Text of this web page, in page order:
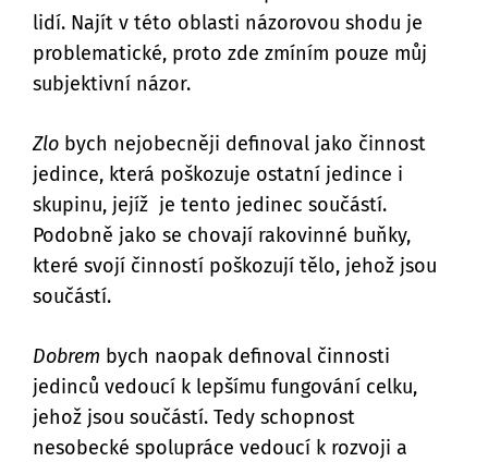
lidí. Najít v této oblasti názorovou shodu je
problematické, proto zde zmíním pouze můj
subjektivní názor.
Zlo bych nejobecněji definoval jako činnost
jedince, která poškozuje ostatní jedince i
skupinu, jejíž je tento jedinec součástí.
Podobně jako se chovají rakovinné buňky,
které svojí činností poškozují tělo, jehož jsou
součástí.
Dobrem bych naopak definoval činnosti
jedinců vedoucí k lepšímu fungování celku,
jehož jsou součástí. Tedy schopnost
nesobecké spolupráce vedoucí k rozvoji a